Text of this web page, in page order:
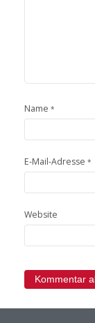
Name *
E-Mail-Adresse *
Website